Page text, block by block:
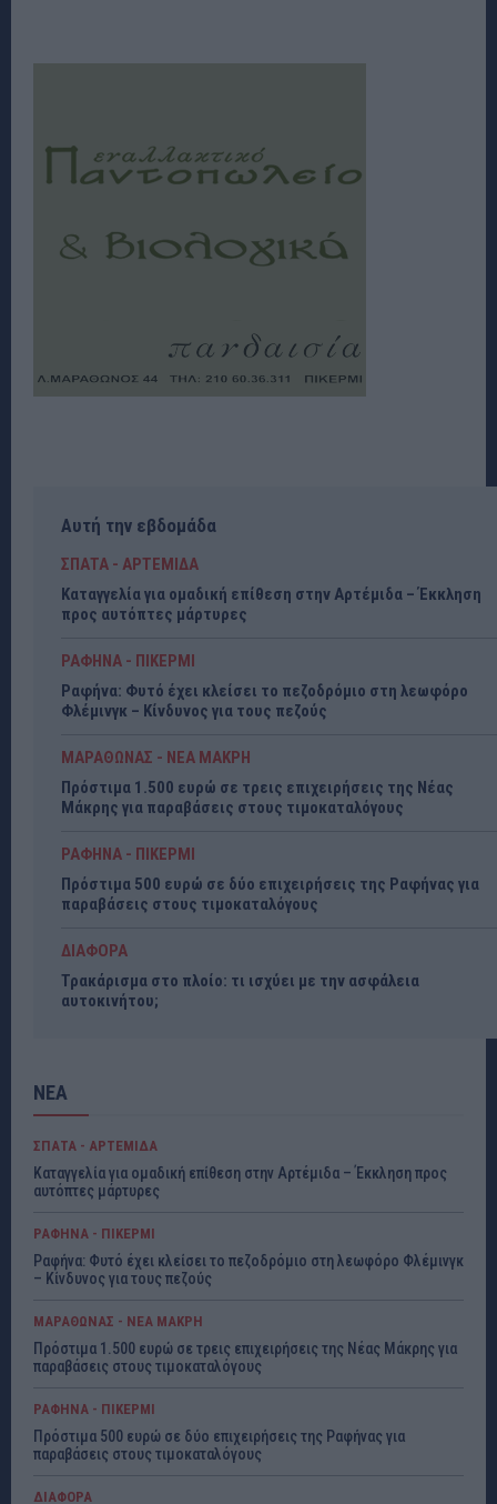
Αυτή την εβδομάδα
ΣΠΑΤΑ - ΑΡΤΕΜΙΔΑ
Καταγγελία για ομαδική επίθεση στην Αρτέμιδα – Έκκληση
προς αυτόπτες μάρτυρες
ΡΑΦΗΝΑ - ΠΙΚΕΡΜΙ
Ραφήνα: Φυτό έχει κλείσει το πεζοδρόμιο στη λεωφόρο
Φλέμινγκ – Κίνδυνος για τους πεζούς
ΜΑΡΑΘΩΝΑΣ - ΝΕΑ ΜΑΚΡΗ
Πρόστιμα 1.500 ευρώ σε τρεις επιχειρήσεις της Νέας
Μάκρης για παραβάσεις στους τιμοκαταλόγους
ΡΑΦΗΝΑ - ΠΙΚΕΡΜΙ
Πρόστιμα 500 ευρώ σε δύο επιχειρήσεις της Ραφήνας για
παραβάσεις στους τιμοκαταλόγους
ΔΙΑΦΟΡΑ
Τρακάρισμα στο πλοίο: τι ισχύει με την ασφάλεια
αυτοκινήτου;
ΝΕΑ
ΣΠΑΤΑ - ΑΡΤΕΜΙΔΑ
Καταγγελία για ομαδική επίθεση στην Αρτέμιδα – Έκκληση προς
αυτόπτες μάρτυρες
ΡΑΦΗΝΑ - ΠΙΚΕΡΜΙ
Ραφήνα: Φυτό έχει κλείσει το πεζοδρόμιο στη λεωφόρο Φλέμινγκ
– Κίνδυνος για τους πεζούς
ΜΑΡΑΘΩΝΑΣ - ΝΕΑ ΜΑΚΡΗ
Πρόστιμα 1.500 ευρώ σε τρεις επιχειρήσεις της Νέας Μάκρης για
παραβάσεις στους τιμοκαταλόγους
ΡΑΦΗΝΑ - ΠΙΚΕΡΜΙ
Πρόστιμα 500 ευρώ σε δύο επιχειρήσεις της Ραφήνας για
παραβάσεις στους τιμοκαταλόγους
ΔΙΑΦΟΡΑ